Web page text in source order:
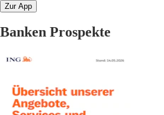
Zur App
Banken Prospekte